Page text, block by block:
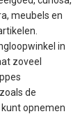
meubels en
in
zoveel
de
opnemen